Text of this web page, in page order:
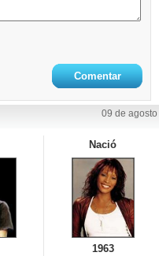
09 de agosto
Nació
1963